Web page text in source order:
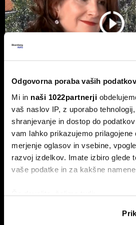
Odgovorna poraba vaših podatkov
Mi in naši 1022partnerji
vaš naslov IP, z uporabo
shranjevanje in dostop do
vam lahko prikazujemo prilagojene
merjenje oglasov in vsebine,
razvoj izdelkov. Imate izbiro glede
vaše podatke in za kakšne
Če dovolite, želimo tudi:
Zbirati informacije o vaši
'Če kompetenc v treh
ne nadgradite, se
bistveno poslabša'
Nizka brezposelnost pod površjem
trende na trgu dela.